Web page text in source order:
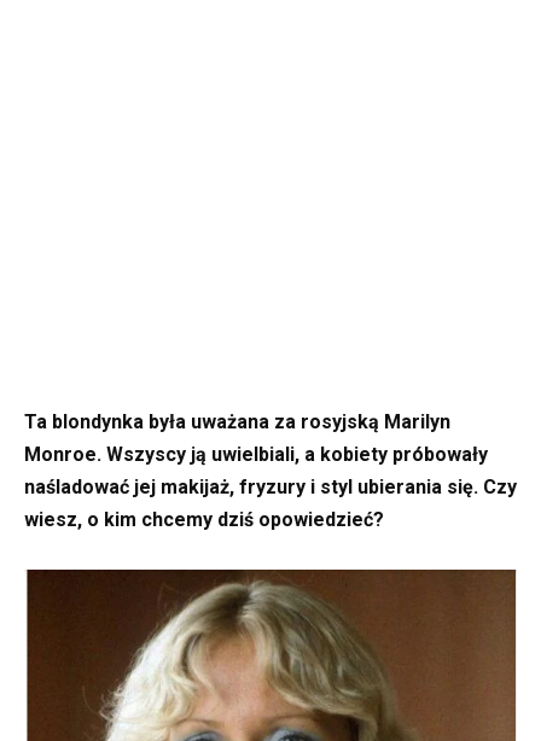
Ta blondynka była uważana za rosyjską Marilyn
Monroe. Wszyscy ją uwielbiali, a kobiety próbowały
naśladować jej makijaż, fryzury i styl ubierania się. Czy
wiesz, o kim chcemy dziś opowiedzieć?